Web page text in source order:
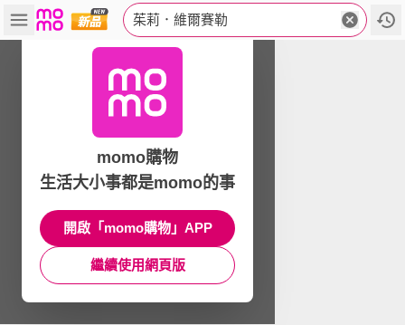
茱莉．維爾賽勒
momo購物
生活大小事都是momo的事
開啟「momo購物」APP
繼續使用網頁版